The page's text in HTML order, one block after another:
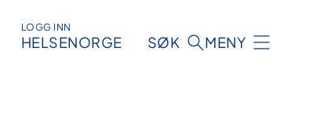
LOGG INN
HELSENORGE SØK MENY